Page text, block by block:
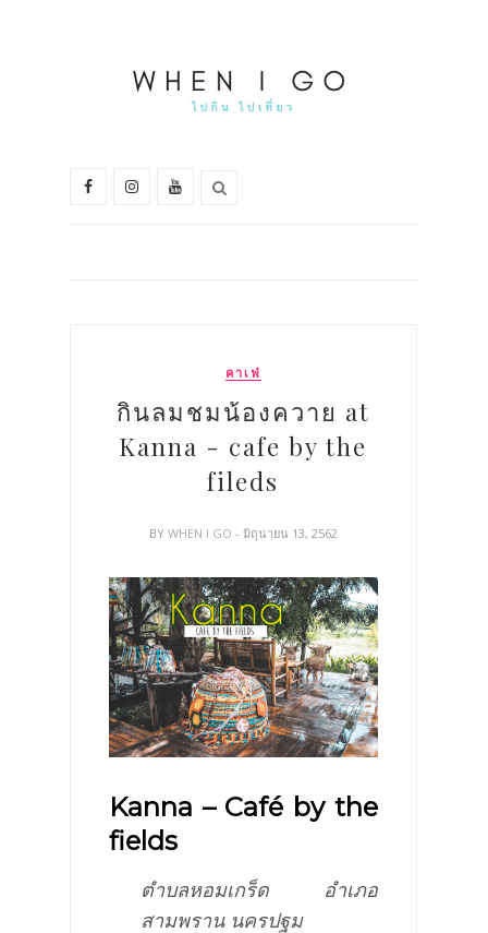
คาเฟ่
กินลมชมน้องควาย at
Kanna - cafe by the
fileds
BY WHEN I GO - มิถุนายน 13, 2562
Kanna – Café by the
fields
ตำบลหอมเกร็ด อำเภอ
สามพราน นครปฐม